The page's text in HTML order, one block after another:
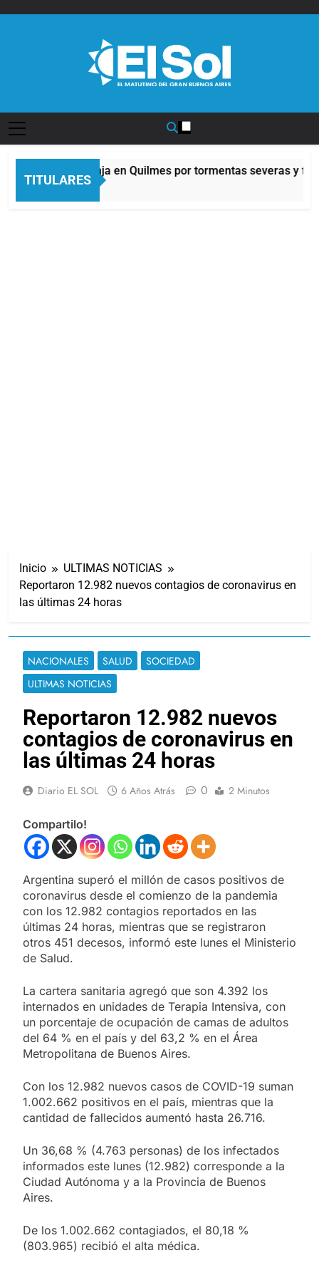
TITULARES
Alerta naranja en Quilmes por tormentas severas y
9 Horas Atrás
Inicio
ULTIMAS NOTICIAS
Reportaron 12.982 nuevos contagios de coronavirus en
las últimas 24 horas
NACIONALES SALUD
SOCIEDAD
ULTIMAS NOTICIAS
Reportaron 12.982 nuevos
contagios de coronavirus en
las últimas 24 horas
Diario EL SOL 6 Años Atrás 0 2 Minutos
Compartilo!
Argentina superó el millón de casos positivos de
coronavirus desde el comienzo de la pandemia
con los 12.982 contagios reportados en las
últimas 24 horas, mientras que se registraron
otros 451 decesos, informó este lunes el Ministerio
de Salud.
La cartera sanitaria agregó que son 4.392 los
internados en unidades de Terapia Intensiva, con
un porcentaje de ocupación de camas de adultos
del 64 % en el país y del 63,2 % en el Área
Metropolitana de Buenos Aires.
Con los 12.982 nuevos casos de COVID-19 suman
1.002.662 positivos en el país, mientras que la
cantidad de fallecidos aumentó hasta 26.716.
Un 36,68 % (4.763 personas) de los infectados
informados este lunes (12.982) corresponde a la
Ciudad Autónoma y a la Provincia de Buenos
Aires.
De los 1.002.662 contagiados, el 80,18 %
(803.965) recibió el alta médica.